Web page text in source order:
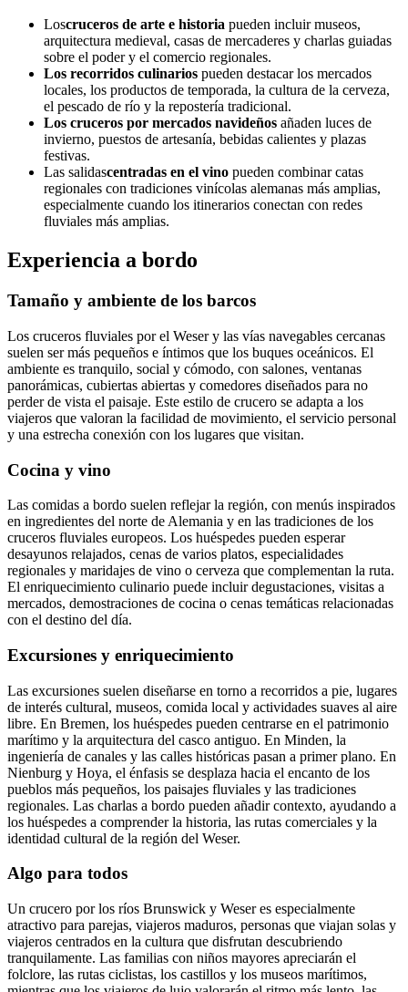
Loscruceros de arte e historia pueden incluir museos,
arquitectura medieval, casas de mercaderes y charlas guiadas
sobre el poder y el comercio regionales.
Los recorridos culinarios pueden destacar los mercados
locales, los productos de temporada, la cultura de la cerveza,
el pescado de río y la repostería tradicional.
Los cruceros por mercados navideños añaden luces de
invierno, puestos de artesanía, bebidas calientes y plazas
festivas.
Las salidascentradas en el vino pueden combinar catas
regionales con tradiciones vinícolas alemanas más amplias,
especialmente cuando los itinerarios conectan con redes
fluviales más amplias.
Experiencia a bordo
Tamaño y ambiente de los barcos
Los cruceros fluviales por el Weser y las vías navegables cercanas
suelen ser más pequeños e íntimos que los buques oceánicos. El
ambiente es tranquilo, social y cómodo, con salones, ventanas
panorámicas, cubiertas abiertas y comedores diseñados para no
perder de vista el paisaje. Este estilo de crucero se adapta a los
viajeros que valoran la facilidad de movimiento, el servicio personal
y una estrecha conexión con los lugares que visitan.
Cocina y vino
Las comidas a bordo suelen reflejar la región, con menús inspirados
en ingredientes del norte de Alemania y en las tradiciones de los
cruceros fluviales europeos. Los huéspedes pueden esperar
desayunos relajados, cenas de varios platos, especialidades
regionales y maridajes de vino o cerveza que complementan la ruta.
El enriquecimiento culinario puede incluir degustaciones, visitas a
mercados, demostraciones de cocina o cenas temáticas relacionadas
con el destino del día.
Excursiones y enriquecimiento
Las excursiones suelen diseñarse en torno a recorridos a pie, lugares
de interés cultural, museos, comida local y actividades suaves al aire
libre. En Bremen, los huéspedes pueden centrarse en el patrimonio
marítimo y la arquitectura del casco antiguo. En Minden, la
ingeniería de canales y las calles históricas pasan a primer plano. En
Nienburg y Hoya, el énfasis se desplaza hacia el encanto de los
pueblos más pequeños, los paisajes fluviales y las tradiciones
regionales. Las charlas a bordo pueden añadir contexto, ayudando a
los huéspedes a comprender la historia, las rutas comerciales y la
identidad cultural de la región del Weser.
Algo para todos
Un crucero por los ríos Brunswick y Weser es especialmente
atractivo para parejas, viajeros maduros, personas que viajan solas y
viajeros centrados en la cultura que disfrutan descubriendo
tranquilamente. Las familias con niños mayores apreciarán el
folclore, las rutas ciclistas, los castillos y los museos marítimos,